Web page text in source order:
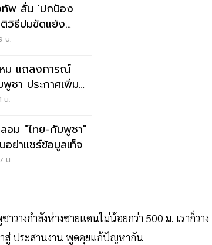
ทัพ ลั่น 'ปกป้อง
วิธีปมขัดแย้ง
น.
ม แถลงการณ์
ชา ประกาศเพิ่ม
น.
ลอม "ไทย-กัมพูชา"
อย่าแชร์ข้อมูลเท็จ
น.
างกำลังห่างชายแดนไม่น้อยกว่า 500 ม. เราก็วาง
สู่ ประสานงาน พูดคุยแก้ปัญหากัน